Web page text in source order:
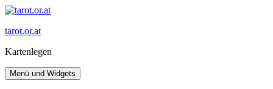
Zum
springen
tarot.or.at
Kartenlegen
Menü und Widgets